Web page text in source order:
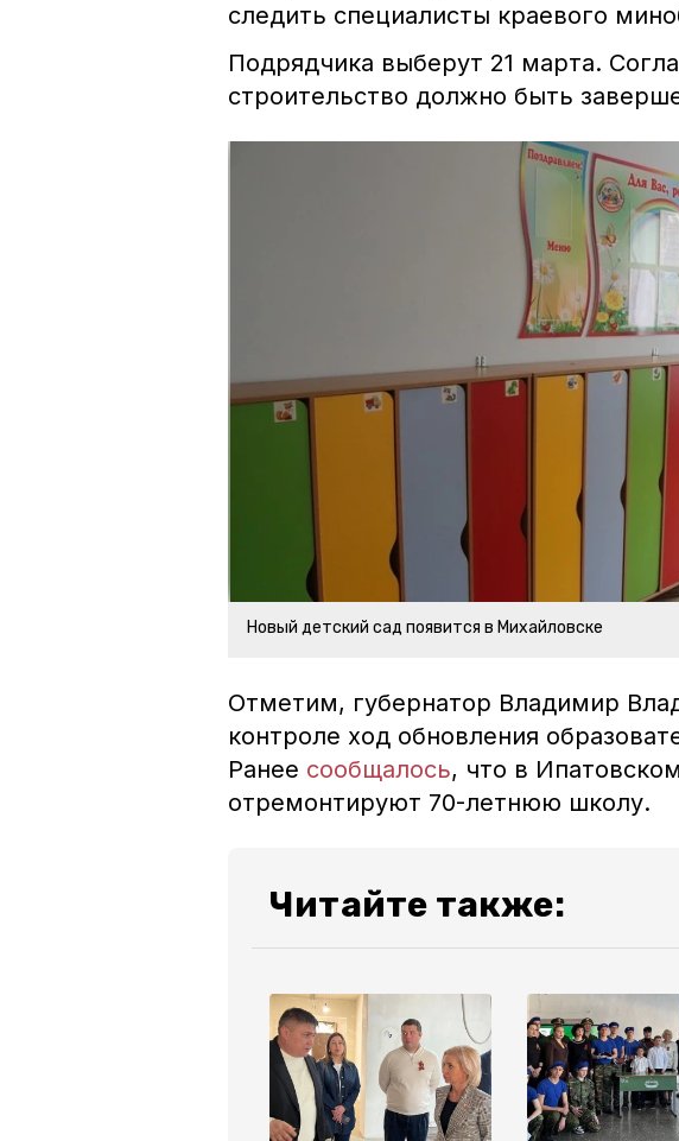
следить специалисты краевого
Подрядчика выберут 21 марта.
строительство должно быть
Новый детский сад появится в Михайловске
Отметим, губернатор Владимир
контроле ход обновления
Ранее сообщалось, что в
отремонтируют 70-летнюю школу.
Читайте также: